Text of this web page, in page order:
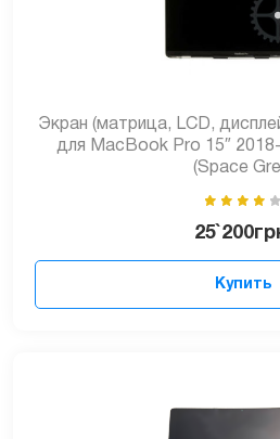
Экран (матрица, LCD,
для MacBook Pro 15″
(Space
25`200
Купить